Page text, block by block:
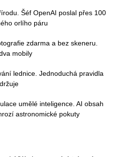
Šéf OpenAI poslal přes 100
orlího páru
zdarma a bez skeneru.
mobily
lednice. Jednoduchá pravidla
umělé inteligence. AI obsah
astronomické pokuty